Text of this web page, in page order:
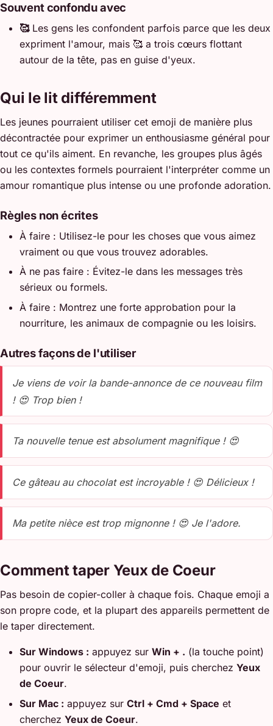
Souvent confondu avec
🥰Les gens les confondent parfois parce que les deux
expriment l'amour, mais 🥰 a trois cœurs flottant
autour de la tête, pas en guise d'yeux.
Qui le lit différemment
Les jeunes pourraient utiliser cet emoji de manière plus
décontractée pour exprimer un enthousiasme général pour
tout ce qu'ils aiment. En revanche, les groupes plus âgés
ou les contextes formels pourraient l'interpréter comme un
amour romantique plus intense ou une profonde adoration.
Règles non écrites
À faire : Utilisez-le pour les choses que vous aimez
vraiment ou que vous trouvez adorables.
À ne pas faire : Évitez-le dans les messages très
sérieux ou formels.
À faire : Montrez une forte approbation pour la
nourriture, les animaux de compagnie ou les loisirs.
Autres façons de l'utiliser
Je viens de voir la bande-annonce de ce nouveau film
! 😍 Trop bien !
Ta nouvelle tenue est absolument magnifique ! 😍
Ce gâteau au chocolat est incroyable ! 😍 Délicieux !
Ma petite nièce est trop mignonne ! 😍 Je l'adore.
Comment taper Yeux de Coeur
Pas besoin de copier-coller à chaque fois. Chaque emoji a
son propre code, et la plupart des appareils permettent de
le taper directement.
Sur Windows : appuyez sur Win + . (la touche point)
pour ouvrir le sélecteur d'emoji, puis cherchez Yeux
de Coeur.
Sur Mac : appuyez sur Ctrl + Cmd + Space et
cherchez Yeux de Coeur.